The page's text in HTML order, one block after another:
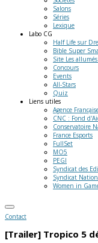
Salons
Séries
Lexique
Labo CG
Half Life sur
Bible Super
Site Les
Concours
Events
All-Stars
Quiz
Liens utiles
Agence
CNC : Fond
Conservatoire
France Esports
FullSet
MO5
PEGI
Syndicat des
Syndicat
Women in
Contact
[Trailer] Tropico 5